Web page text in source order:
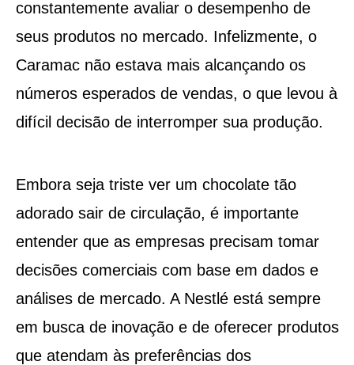
constantemente avaliar o desempenho de
seus produtos no mercado. Infelizmente, o
Caramac não estava mais alcançando os
números esperados de vendas, o que levou à
difícil decisão de interromper sua produção.
Embora seja triste ver um chocolate tão
adorado sair de circulação, é importante
entender que as empresas precisam tomar
decisões comerciais com base em dados e
análises de mercado. A Nestlé está sempre
em busca de inovação e de oferecer produtos
que atendam às preferências dos